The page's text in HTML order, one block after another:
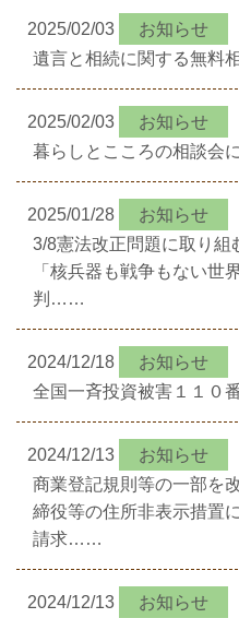
2025/02/03
お知らせ
遺言と相続に関する無料
2025/02/03
お知らせ
暮らしとこころの相談会
2025/01/28
お知らせ
3/8憲法改正問題に取り組
「核兵器も戦争もない世
判……
2024/12/18
お知らせ
全国一斉投資被害１１０
2024/12/13
お知らせ
商業登記規則等の一部を
締役等の住所非表示措置
請求……
2024/12/13
お知らせ